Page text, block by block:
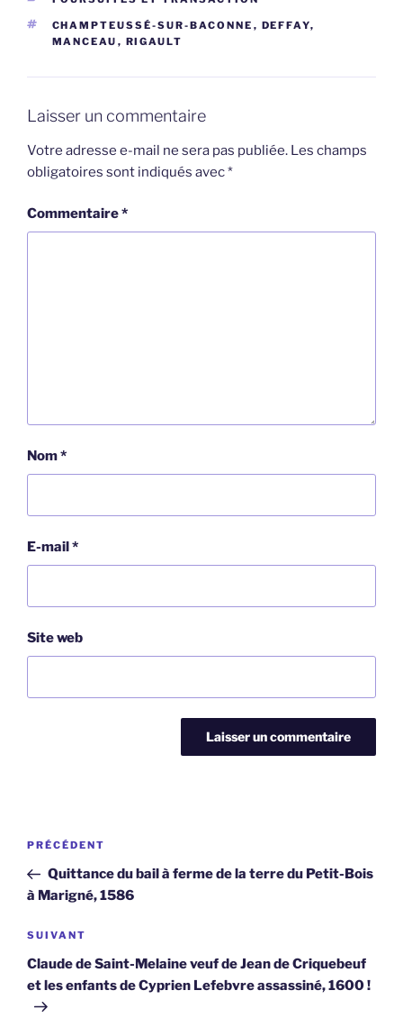
ÉTIQUETTES
CHAMPTEUSSÉ-SUR-BACONNE , DEFFAY,
MANCEAU , RIGAULT
Laisser un commentaire
Votre adresse e-mail ne sera pas publiée. Les champs
obligatoires sont indiqués avec*
Commentaire*
Nom*
E-mail*
Site web
Navigation
l’article
Article
précédent
PRÉCÉDENT
Quittance du bail à ferme de la terre du Petit-Bois
à Marigné, 1586
Article
suivant
SUIVANT
Claude de Saint-Melaine veuf de Jean de Criquebeuf
et les enfants de Cyprien Lefebvre assassiné, 1600 !